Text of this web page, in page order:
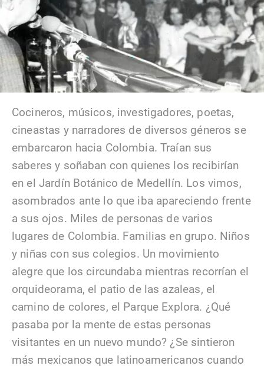
Cocineros, músicos, investigadores, poetas,
cineastas y narradores de diversos géneros se
embarcaron hacia Colombia. Traían sus
saberes y soñaban con quienes los recibirían
en el Jardín Botánico de Medellín. Los vimos,
asombrados ante lo que iba apareciendo frente
a sus ojos. Miles de personas de varios
lugares de Colombia. Familias en grupo. Niños
y niñas con sus colegios. Un movimiento
alegre que los circundaba mientras recorrían el
orquideorama, el patio de las azaleas, el
camino de colores, el Parque Explora. ¿Qué
pasaba por la mente de estas personas
visitantes en un nuevo mundo? ¿Se sintieron
más mexicanos que latinoamericanos cuando